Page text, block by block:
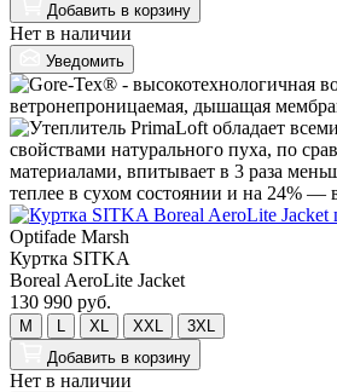
Добавить в корзину
Нет в наличии
Уведомить
Optifade Marsh
Куртка SITKA
Boreal AeroLite Jacket
130 990 руб.
M XL XXL
3XL
Добавить в корзину
Нет в наличии